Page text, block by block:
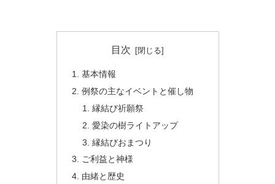
目次
基本情報
例祭の主なイベントと催し物
縁結び祈願祭
愛染の樹ライトアップ
縁結びおまつり
ご利益と神様
由緒と歴史